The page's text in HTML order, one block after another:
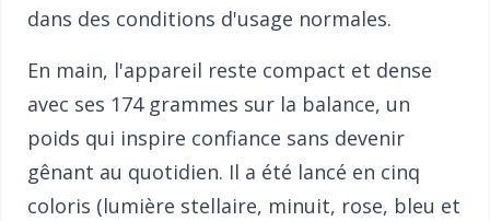
dans des conditions d'usage normales.
En main, l'appareil reste compact et dense
avec ses 174 grammes sur la balance, un
poids qui inspire confiance sans devenir
gênant au quotidien. Il a été lancé en cinq
coloris (lumière stellaire, minuit, rose, bleu et